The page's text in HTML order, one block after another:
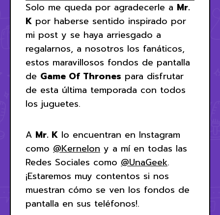
Solo me queda por agradecerle a Mr.
K por haberse sentido inspirado por
mi post y se haya arriesgado a
regalarnos, a nosotros los fanáticos,
estos maravillosos fondos de pantalla
de Game Of Thrones para disfrutar
de esta última temporada con todos
los juguetes.
A Mr. K lo encuentran en Instagram
como @Kernelon y a mí en todas las
Redes Sociales como @UnaGeek.
¡Estaremos muy contentos si nos
muestran cómo se ven los fondos de
pantalla en sus teléfonos!.